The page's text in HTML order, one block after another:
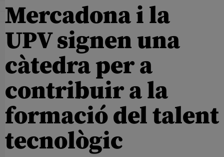
Mercadona i la
UPV signen una
càtedra per a
contribuir a la
formació del talent
tecnològic